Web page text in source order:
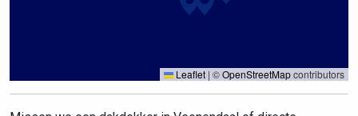
Leaflet | ©OpenStreetMapcontributors